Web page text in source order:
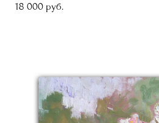
18 000 pуб.